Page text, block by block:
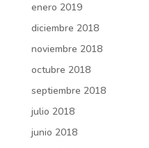
enero 2019
diciembre 2018
noviembre 2018
octubre 2018
septiembre 2018
julio 2018
junio 2018